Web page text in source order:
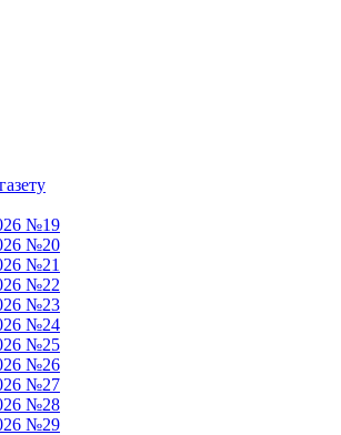
№19
№20
№21
№22
№23
№24
№25
№26
№27
№28
№29